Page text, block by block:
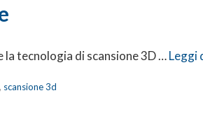
la tecnologia di scansione 3D …Leggi
, scansione 3d